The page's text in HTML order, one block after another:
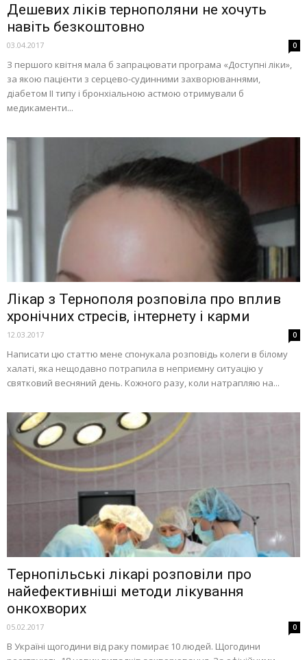
Дешевих ліків тернополяни не хочуть
навіть безкоштовно
03.04.2017 0
З першого квітня мала б запрацювати програма «Доступні ліки»,
за якою пацієнти з серцево-судинними захворюваннями,
діабетом ІІ типу і бронхіальною астмою отримували б
медикаменти...
Лікар з Тернополя розповіла про вплив
хронічних стресів, інтернету і карми
12.03.2017 0
Написати цю статтю мене спонукала розповідь колеги в білому
халаті, яка нещодавно потрапила в неприємну ситуацію у
святковий весняний день. Кожного разу, коли натрапляю на...
Тернопільські лікарі розповіли про
найефективніші методи лікування
онкохворих
05.02.2017 0
В Україні щогодини від раку помирає 10 людей. Щогодини